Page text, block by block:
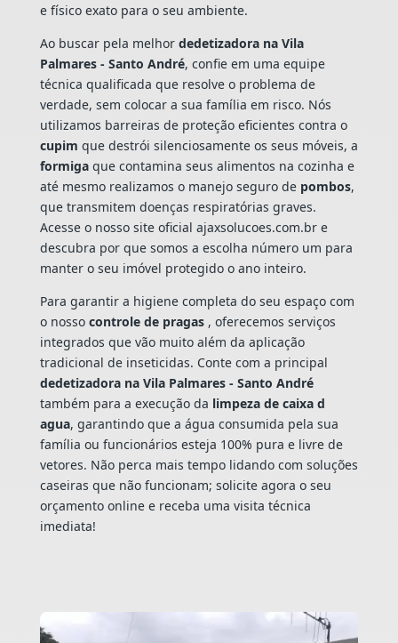
e físico exato para o seu ambiente.
Ao buscar pela melhor dedetizadora na Vila
Palmares - Santo André, confie em uma equipe
técnica qualificada que resolve o problema de
verdade, sem colocar a sua família em risco. Nós
utilizamos barreiras de proteção eficientes contra o
cupim que destrói silenciosamente os seus móveis, a
formigaque contamina seus alimentos na cozinha e
até mesmo realizamos o manejo seguro de pombos,
que transmitem doenças respiratórias graves.
Acesse o nosso site oficial ajaxsolucoes.com.br e
descubra por que somos a escolha número um para
manter o seu imóvel protegido o ano inteiro.
Para garantir a higiene completa do seu espaço com
o nosso controle de pragas , oferecemos serviços
integrados que vão muito além da aplicação
tradicional de inseticidas. Conte com a principal
dedetizadora na Vila Palmares - Santo André
também para a execução da limpeza de caixa d
agua, garantindo que a água consumida pela sua
família ou funcionários esteja 100% pura e livre de
vetores. Não perca mais tempo lidando com soluções
caseiras que não funcionam; solicite agora o seu
orçamento online e receba uma visita técnica
imediata!